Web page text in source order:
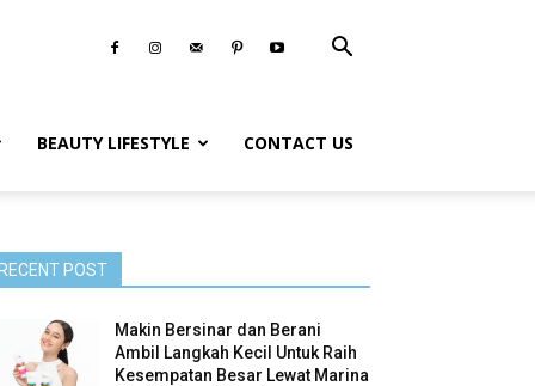
BEAUTY LIFESTYLE CONTACT US
RECENT POST
Makin Bersinar dan Berani
Ambil Langkah Kecil Untuk Raih
Kesempatan Besar Lewat Marina